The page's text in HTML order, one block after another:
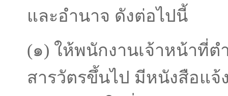
และอํานาจ ดังต่อไปนี้
(๑) ให้พนักงานเจ้าหน้าที่ตํ
สารวัตรขึ้นไป มีหนังสือแจ้